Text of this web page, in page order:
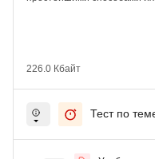
226.0 Кбайт
Тест по